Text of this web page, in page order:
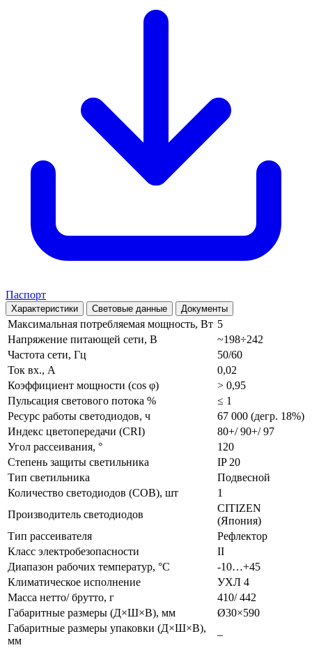
Паспорт
Характеристики Световые данные Документы
Максимальная потребляемая мощность, Вт 5
Напряжение питающей сети, В
~198÷242
Частота сети, Гц
50/60
Ток вх., А
0,02
Коэффициент мощности (cos φ)
> 0,95
Пульсация светового потока %
≤ 1
Ресурс работы светодиодов, ч
67 000 (дегр. 18%)
Индекс цветопередачи (CRI)
80+/ 90+/ 97
Угол рассеивания, °
120
Степень защиты светильника
IP 20
Тип светильника
Подвесной
Количество светодиодов (COB), шт
1
Производитель светодиодов
CITIZEN
(Япония)
Тип рассеивателя
Рефлектор
Класс электробезопасности
II
Диапазон рабочих температур, °С
-10…+45
Климатическое исполнение
УХЛ 4
Масса нетто/ брутто, г
410/ 442
Габаритные размеры (Д×Ш×В), мм
Ø30×590
Габаритные размеры упаковки (Д×Ш×В),
мм
–